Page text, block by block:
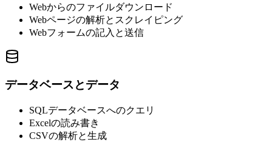
Webからのファイルダウンロード
Webページの解析とスクレイピング
Webフォームの記入と送信
データベースとデータ
SQLデータベースへのクエリ
Excelの読み書き
CSVの解析と生成